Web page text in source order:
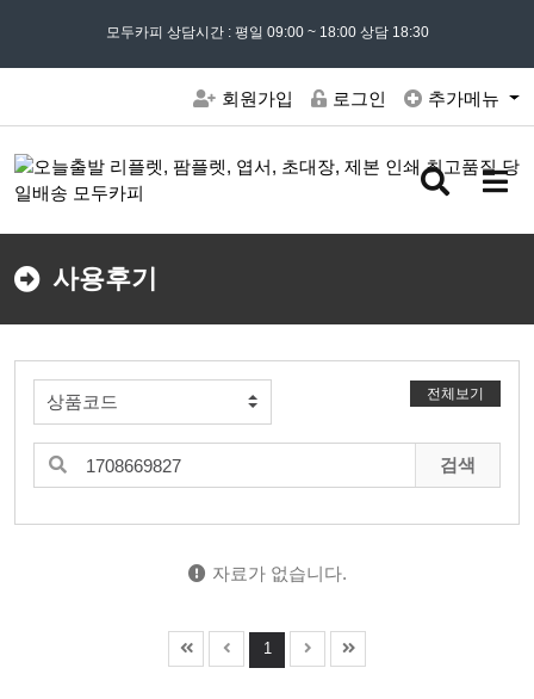
모든 문의는02) 302 - 7797및 ' 견적문의 ' 게시판을 이용해주세요
모두카피 상담시간 : 평일 09:00 ~ 18:00 상담 18:30
회원가입 로그인 추가메뉴
검
버
메
버
사용후기
전체보기
검색
자료가 없습니다.
1